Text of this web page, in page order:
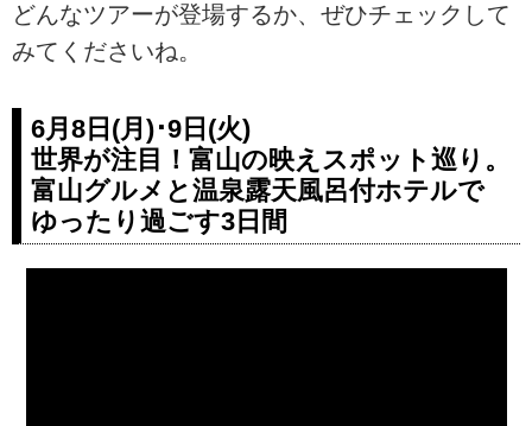
どんなツアーが登場するか、ぜひチェックして
みてくださいね。
6月8日(月)･9日(火)
世界が注目！富山の映えスポット巡り。
富山グルメと温泉露天風呂付ホテルで
ゆったり過ごす3日間